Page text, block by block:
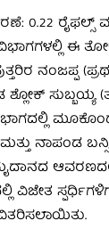
0.22 ರೈಫಲ್ಸ್
ಈ
ನಂಜಪ್ಪ
ಸುಬ್ಬಯ್ಯ
ನಾಪಂಡ